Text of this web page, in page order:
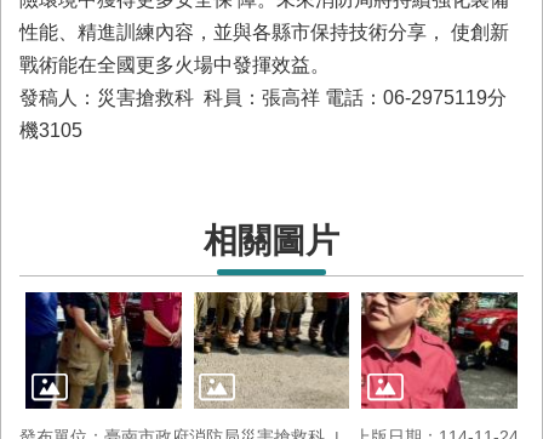
臺
南
市
政
消
專
頁
機
關
性能、精進訓練內容，並與各縣市保持技術分享， 使創新
戰術能在全國更多火場中發揮效益。
發稿人：災害搶救科 科員：張高祥 電話：06-2975119分
機3105
相關圖片